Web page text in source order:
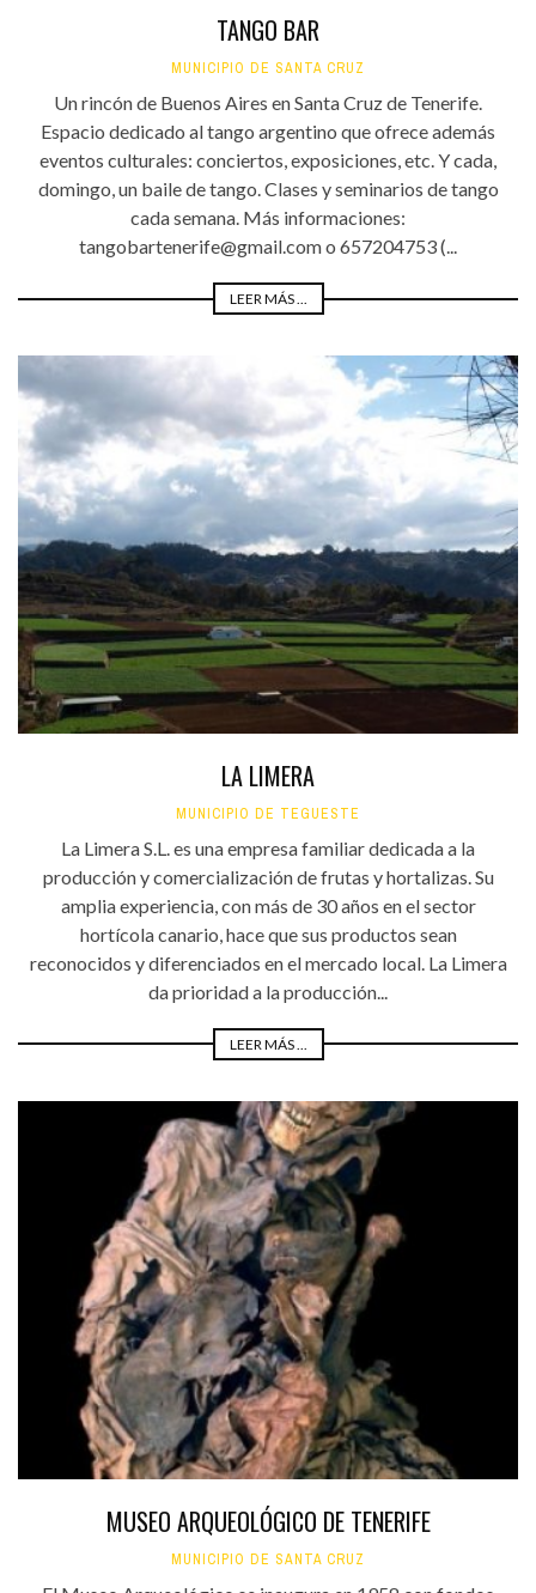
TANGO BAR
MUNICIPIO DE SANTA CRUZ
Un rincón de Buenos Aires en Santa Cruz de Tenerife.
Espacio dedicado al tango argentino que ofrece además
eventos culturales: conciertos, exposiciones, etc. Y cada,
domingo, un baile de tango. Clases y seminarios de tango
cada semana. Más informaciones:
tangobartenerife@gmail.com o 657204753 (...
LEER MÁS ...
LA LIMERA
MUNICIPIO DE TEGUESTE
La Limera S.L. es una empresa familiar dedicada a la
producción y comercialización de frutas y hortalizas. Su
amplia experiencia, con más de 30 años en el sector
hortícola canario, hace que sus productos sean
reconocidos y diferenciados en el mercado local. La Limera
da prioridad a la producción...
LEER MÁS ...
MUSEO ARQUEOLÓGICO DE TENERIFE
MUNICIPIO DE SANTA CRUZ